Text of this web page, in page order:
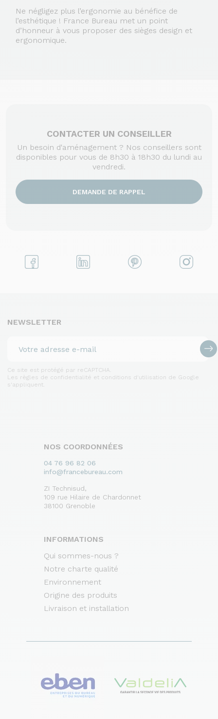
Ne négligez plus l’ergonomie au bénéfice de
l’esthétique ! France Bureau met un point
d’honneur à vous proposer des sièges design et
ergonomique.
CONTACTER UN CONSEILLER
Un besoin d'aménagement ? Nos conseillers sont
disponibles pour vous de 8h30 à 18h30 du lundi au
vendredi.
DEMANDE DE RAPPEL
NEWSLETTER
Ce site est protégé par reCAPTCHA.
Les règles de confidentialité et conditions d'utilisation de Google
s'appliquent.
NOS COORDONNÉES
04 76 96 82 06
info@francebureau.com
ZI Technisud,
109 rue Hilaire de Chardonnet
38100 Grenoble
INFORMATIONS
Qui sommes-nous ?
Notre charte qualité
Environnement
Origine des produits
Livraison et installation